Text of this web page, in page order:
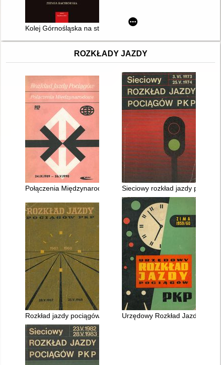
Kolej Górnośląska na starej fotografii : Ziemia Raciborska
ROZKŁADY JAZDY
Połączenia Międzynarodowe 24.IX.1989 - 26.V.1990
Sieciowy rozkład jazdy
Rozkład jazdy pociągów PKP ważny 28.V.1967 - 25.V.1968 r
Urzędowy Rozkład Jazdy